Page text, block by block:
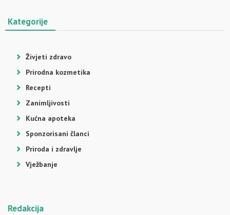
Kategorije
Živjeti zdravo
Prirodna kozmetika
Recepti
Zanimljivosti
Kućna apoteka
Sponzorisani članci
Priroda i zdravlje
Vježbanje
Redakcija